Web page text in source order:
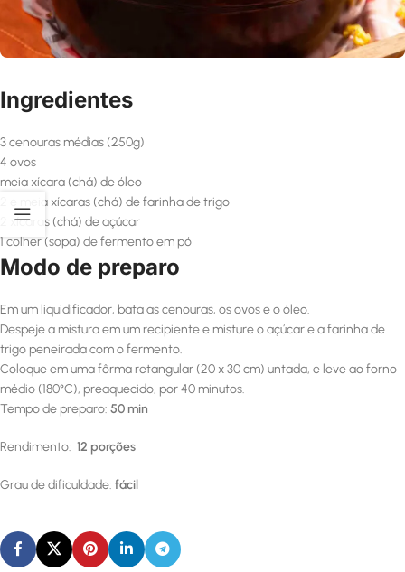
Ingredientes
3 cenouras médias (250g)
4 ovos
meia xícara (chá) de óleo
2 e meia xícaras (chá) de farinha de trigo
2 xícaras (chá) de açúcar
1 colher (sopa) de fermento em pó
Modo de preparo
Em um liquidificador, bata as cenouras, os ovos e o óleo.
Despeje a mistura em um recipiente e misture o açúcar e a farinha de
trigo peneirada com o fermento.
Coloque em uma fôrma retangular (20 x 30 cm) untada, e leve ao forno
médio (180°C), preaquecido, por 40 minutos.
Tempo de preparo: 50 min
Rendimento: 12 porções
Grau de dificuldade: fácil